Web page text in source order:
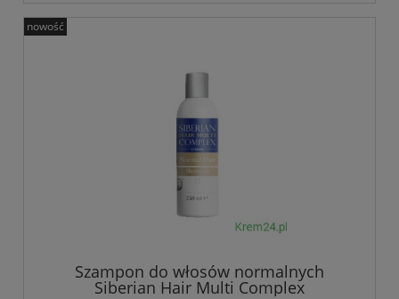
Szampon do włosów normalnych
Siberian Hair Multi Complex
nowość